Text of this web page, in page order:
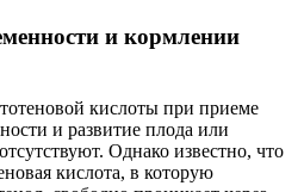
и кормлении
кислоты при приеме
и развитие плода или
Однако известно, что
кислота, в которую